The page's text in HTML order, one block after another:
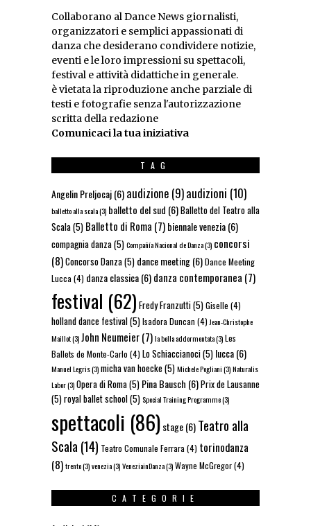
Collaborano al Dance News giornalisti,
organizzatori e semplici appassionati di
danza che desiderano condividere notizie,
eventi e le loro impressioni su spettacoli,
festival e attività didattiche in generale.
è vietata la riproduzione anche parziale di
testi e fotografie senza l'autorizzazione
scritta della redazione
Comunicaci la tua iniziativa
TAG
Angelin Preljocaj(6)audizione (9)audizioni (10)
balletto alla scala(3) balletto del sud (6)Balletto del Teatro alla
Scala(5) Balletto di Roma (7)biennale venezia(6)
compagnia danza(5)Compañía Nacional de Danza(3) concorsi
(8)Concorso Danza(5) dance meeting(6)Dance Meeting
Lucca (4) danza classica(6)danza contemporanea (7)
festival (62) Fredy Franzutti(5)Giselle (4)
holland dance festival(5)Isadora Duncan (4) Jean-Christophe
Maillot(3)John Neumeier(7)la bella addormentata(3)Les
Ballets de Monte-Carlo (4) Lo Schiaccianoci(5) lucca(6)
Manuel Legris(3)micha van hoecke(5)Michele Pogliani(3)Naturalis
Labor(3)Opera di Roma(5) Pina Bausch (6)Prix de Lausanne
(5)royal ballet school(5)Special Training Programme(3)
spettacoli (86)stage(6)Teatro alla
Scala (14) Teatro Comunale Ferrara (4) torinodanza
(8)trento(3)venezia(3)VeneziainDanza(3)Wayne McGregor(4)
CATEGORIE